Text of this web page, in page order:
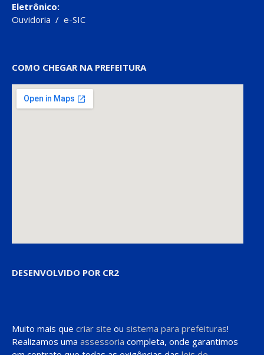
Eletrônico:
Ouvidoria / e-SIC
COMO CHEGAR NA PREFEITURA
DESENVOLVIDO POR CR2
Muito mais que criar site ou sistema para prefeituras!
Realizamos uma assessoria completa, onde garantimos